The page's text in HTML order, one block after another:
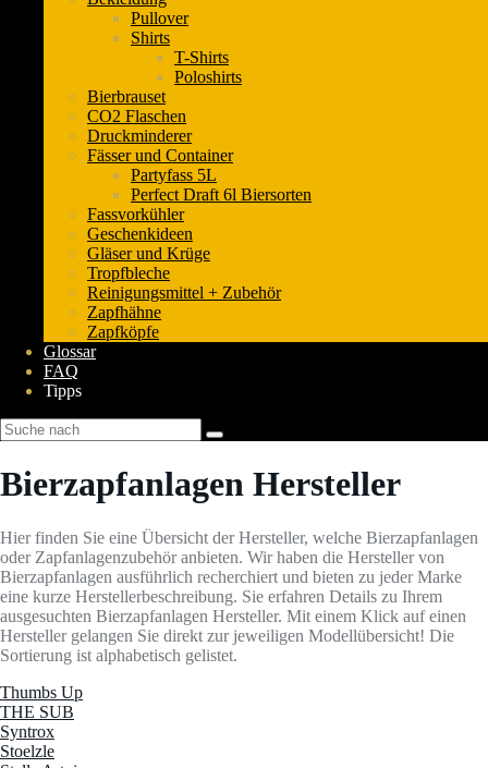
Pullover
Shirts
T-Shirts
Poloshirts
Bierbrauset
CO2 Flaschen
Druckminderer
Fässer und Container
Partyfass 5L
Perfect Draft 6l Biersorten
Fassvorkühler
Geschenkideen
Gläser und Krüge
Tropfbleche
Reinigungsmittel + Zubehör
Zapfhähne
Zapfköpfe
Glossar
FAQ
Tipps
Bierzapfanlagen Hersteller
Hier finden Sie eine Übersicht der Hersteller, welche Bierzapfanlagen
oder Zapfanlagenzubehör anbieten. Wir haben die Hersteller von
Bierzapfanlagen ausführlich recherchiert und bieten zu jeder Marke
eine kurze Herstellerbeschreibung. Sie erfahren Details zu Ihrem
ausgesuchten Bierzapfanlagen Hersteller. Mit einem Klick auf einen
Hersteller gelangen Sie direkt zur jeweiligen Modellübersicht! Die
Sortierung ist alphabetisch gelistet.
Thumbs Up
THE SUB
Syntrox
Stoelzle